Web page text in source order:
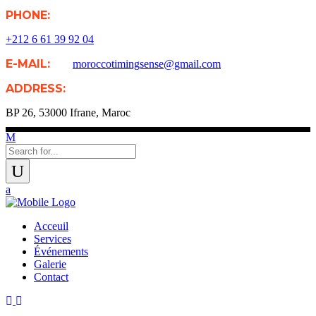
PHONE:
+212 6 61 39 92 04
E-MAIL: moroccotimingsense@gmail.com
ADDRESS:
BP 26, 53000 Ifrane, Maroc
Acceuil
Services
Événements
Galerie
Contact